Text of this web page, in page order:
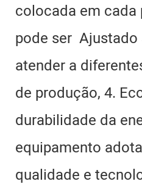
colocada em cada
pode ser Ajustado
atender a
de produção, 4.
durabilidade da
equipamento
qualidade e